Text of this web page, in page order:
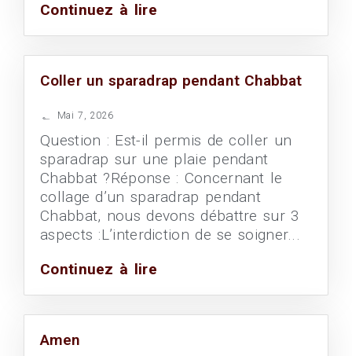
Continuez à lire
Coller un sparadrap pendant Chabbat
Mai 7, 2026
Question : Est-il permis de coller un
sparadrap sur une plaie pendant
Chabbat ?Réponse : Concernant le
collage d’un sparadrap pendant
Chabbat, nous devons débattre sur 3
aspects :L’interdiction de se soigner...
Continuez à lire
Amen